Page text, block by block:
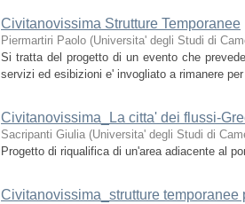
Civitanovissima Strutture Temporanee
Piermartiri Paolo (Universita' degli Studi di
Si tratta del progetto di un evento che
servizi ed esibizioni e' invogliato a rimanere
Civitanovissima_La citta' dei flussi-
Sacripanti Giulia (Universita' degli Studi di
Progetto di riqualifica di un'area adiacente al
Civitanovissima_strutture temporanee